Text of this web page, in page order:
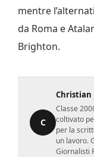
mentre
da Roma e
Brighton.
C
Christian
Classe
coltivato
per la
un lavoro.
Giornalisti